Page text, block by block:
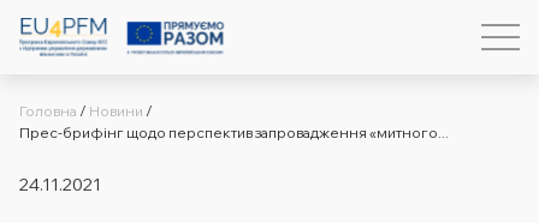
Головна / Новини /
Прес-брифінг щодо перспектив запровадження «митного...
24.11.2021